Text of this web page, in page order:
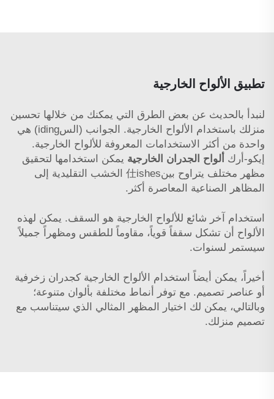
تطبيق الألواح الخارجية
لنبدأ بالحديث عن بعض الطرق التي يمكنك من خلالها تحسين
منزلك باستخدام الألواح الخارجية. الجوانب (السiding) هي
واحدة من أكثر الاستخدامات المعروفة للألواح الخارجية.
إيكو-أرك ألواح الجدران الخارجية يمكن استخدامها لتحقيق
مظهر مختلف يتراوح بين仕ishes الخشب التقليدية إلى
المظاهر الصناعية المعاصرة أكثر.
استخدام آخر شائع للألواح الخارجية هو السقف. يمكن لهذه
الألواح أن تشكل سقفاً قوياً، مقاوماً للطقس ومظهراً جميلاً
سيستمر لسنوات.
أخيراً، يمكن أيضاً استخدام الألواح الخارجية كجدران زخرفية
أو عناصر تصميم. مع توفر أنماط مختلفة بألوان متنوعة؛
وبالتالي، يمكن لك اختيار المظهر المثالي الذي سيتناسب مع
تصميم منزلك.